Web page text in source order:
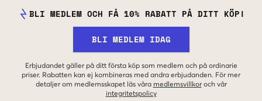
BLI MEDLEM OCH FÅ 10% RABATT PÅ DITT KÖP!
BLI MEDLEM IDAG
Erbjudandet gäller på ditt första köp som medlem och på ordinarie
priser. Rabatten kan ej kombineras med andra erbjudanden. För mer
detaljer om medlemsskapet läs våra medlemsvillkor och vår
integritetspolicy